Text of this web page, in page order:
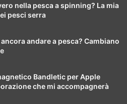
nella pesca a spinning? La mia
pesci serra
andare a pesca? Cambiano
Bandletic per Apple
che mi accompagnerà